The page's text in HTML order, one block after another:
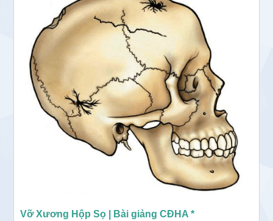
Vỡ Xương Hộp Sọ | Bài giảng CĐHA *